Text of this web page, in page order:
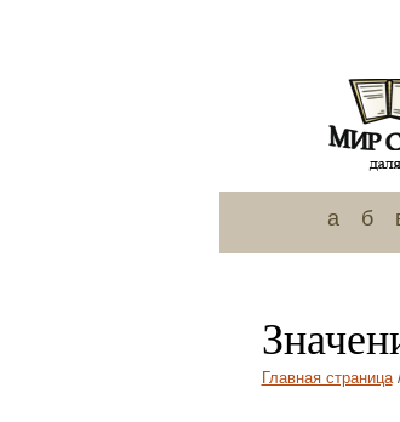
а б
Главная страница